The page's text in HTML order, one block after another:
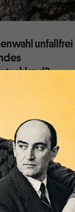
unfallfrei
das den im
der
Sendung vom
in Österreich eine
Kaum zu
unfallfrei
haben als
sich u. a. auf
OECD beziehen.